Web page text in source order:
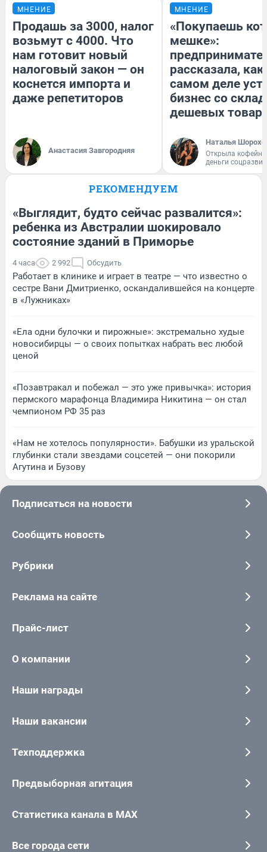
МНЕНИЕ
Продашь за 3000, налог
возьмут с 4000. Что
нам готовит новый
налоговый закон — он
коснется импорта и
даже репетиторов
Анастасия Завгородняя
МНЕНИЕ
«Покупаешь
мешке»:
рассказала, как
самом деле
бизнес со
дешевых
Наталья
Открыла
деньги
РЕКОМЕНДУЕМ
«Выглядит, будто сейчас развалится»:
ребенка из Австралии шокировало
состояние зданий в Приморье
4 часа 2 992 Обсудить
Работает в клинике и играет в театре — что известно о
сестре Вани Дмитриенко, оскандалившейся на концерте
в «Лужниках»
«Ела одни булочки и пирожные»: экстремально худые
новосибирцы — о своих попытках набрать вес любой
ценой
«Позавтракал и побежал — это уже привычка»: история
пермского марафонца Владимира Никитина — он стал
чемпионом РФ 35 раз
«Нам не хотелось популярности». Бабушки из уральской
глубинки стали звездами соцсетей — они покорили
Агутина и Бузову
Подписаться на новости
Сообщить новость
Рубрики
Реклама на сайте
Прайс-лист
О компании
Наши награды
Наши вакансии
Техподдержка
Предвыборная агитация
Статистика канала в MAX
Все города сети